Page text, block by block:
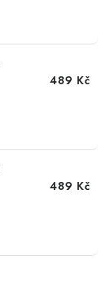
489 Kč
489 Kč